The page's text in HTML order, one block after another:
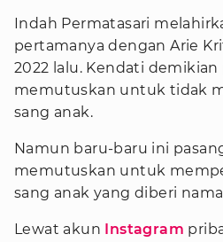
Indah Permatasari
pertamanya dengan Arie
2022 lalu. Kendati
memutuskan untuk tidak
sang anak.
Namun baru-baru ini
memutuskan untuk
sang anak yang diberi
Lewat akun Instagram